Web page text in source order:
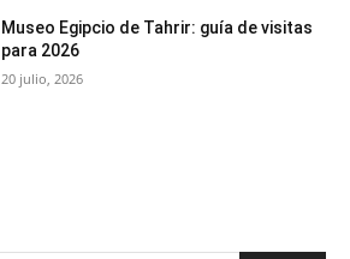
Museo Egipcio de Tahrir: guía de visitas
para 2026
20 julio, 2026